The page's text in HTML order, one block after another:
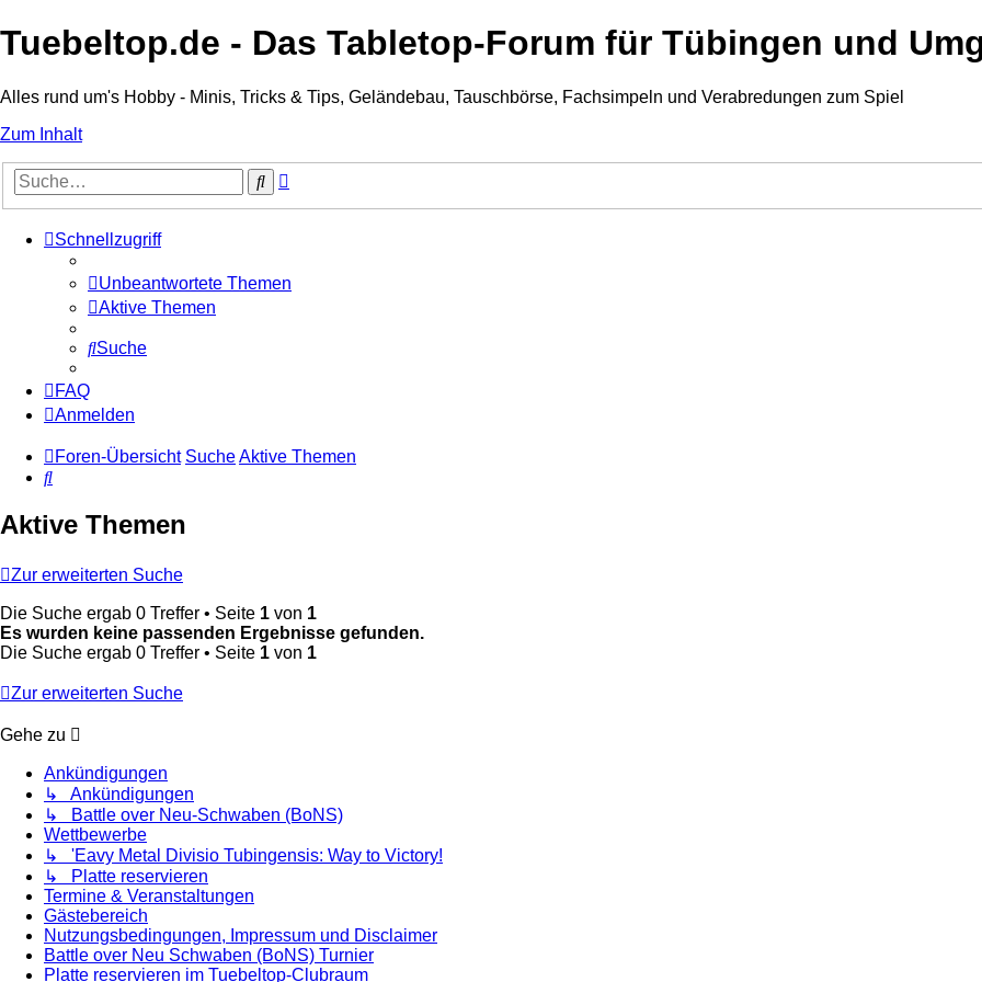
Tuebeltop.de - Das Tabletop-Forum für Tübingen und
Alles rund um's Hobby - Minis, Tricks & Tips, Geländebau, Tauschbörse, Fachsimpeln und Verabredungen zum Spiel
Zum Inhalt
Suche
Schnellzugriff
Unbeantwortete Themen
Aktive Themen
Suche
FAQ
Anmelden
Foren-Übersicht SucheAktive Themen
Suche
Aktive Themen
Zur erweiterten Suche
Die Suche ergab 0 Treffer • Seite 1 von 1
Es wurden keine passenden Ergebnisse gefunden.
Die Suche ergab 0 Treffer • Seite 1 von 1
Zur erweiterten Suche
Gehe zu
Ankündigungen
↳ Ankündigungen
↳ Battle over Neu-Schwaben (BoNS)
Wettbewerbe
↳ 'Eavy Metal Divisio Tubingensis: Way to Victory!
↳ Platte reservieren
Termine & Veranstaltungen
Gästebereich
Nutzungsbedingungen, Impressum und Disclaimer
Battle over Neu Schwaben (BoNS) Turnier
Platte reservieren im Tuebeltop-Clubraum